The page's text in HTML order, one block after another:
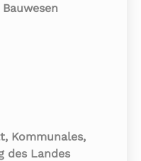
Kommunales,
des Landes